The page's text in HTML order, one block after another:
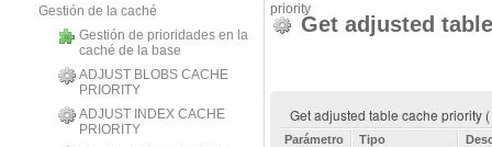
Gestión de la caché
Gestión de prioridades en la
caché de la base
ADJUST BLOBS CACHE
PRIORITY
ADJUST INDEX CACHE
PRIORITY
priority
Get adjusted
Get adjusted table cache priority
Parámetro Tipo